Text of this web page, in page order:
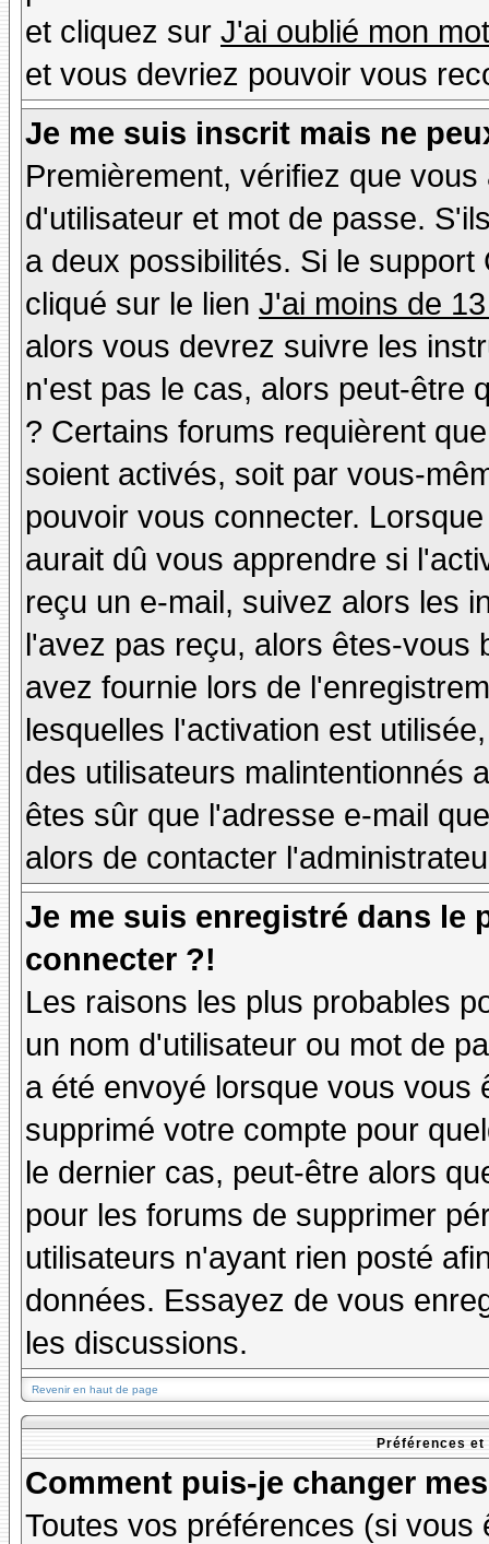
et cliquez sur J'ai oublié mon
et vous devriez pouvoir vous
Je me suis inscrit mais ne
Premièrement, vérifiez que
d'utilisateur et mot de passe.
a deux possibilités. Si le
cliqué sur le lien J'ai moins de
alors vous devrez suivre les
n'est pas le cas, alors peut-être
? Certains forums requièrent
soient activés, soit par vous-
pouvoir vous connecter.
aurait dû vous apprendre si
reçu un e-mail, suivez alors les
l'avez pas reçu, alors êtes-vous
avez fournie lors de
lesquelles l'activation est
des utilisateurs malintentionnés
êtes sûr que l'adresse e-mail
alors de contacter
Je me suis enregistré dans le
connecter ?!
Les raisons les plus probables
un nom d'utilisateur ou mot de
a été envoyé lorsque vous vous
supprimé votre compte pour
le dernier cas, peut-être alors
pour les forums de supprimer
utilisateurs n'ayant rien posté
données. Essayez de vous
les discussions.
Revenir en haut de page
Préférences
Comment puis-je changer
Toutes vos préférences (si